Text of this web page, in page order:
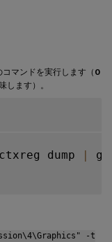
マンドを実行します（ 0
します）。
ctxreg dump |
-t